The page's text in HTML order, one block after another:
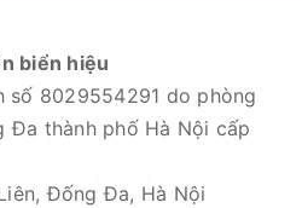
biển hiệu
số 8029554291 do phòng
Đa thành phố Hà Nội cấp
Đống Đa, Hà Nội